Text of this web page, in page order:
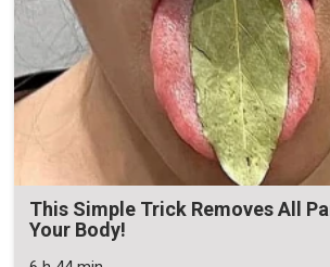
This Simple Trick Removes All
Your Body!